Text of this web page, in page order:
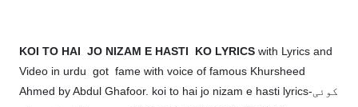
KOI TO HAI JO NIZAM E HASTI KO LYRICSwith Lyrics and
Video in urdu got fame with voice of famous Khursheed
Ahmed by Abdul Ghafoor. koi to hai jo nizam e hasti lyrics-کوئی